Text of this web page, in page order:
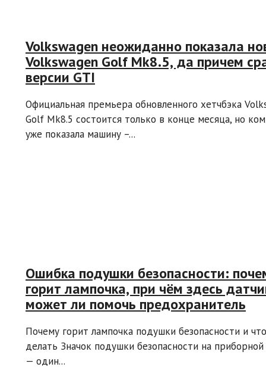
Volkswagen неожиданно показала
Volkswagen Golf Mk8.5, да причем
версии GTI
Официальная премьера обновленного хетчбэка
Golf Mk8.5 состоится только в конце месяца, но
уже показала машину –...
Ошибка подушки безопасности:
горит лампочка, при чём здесь
может ли помочь предохранитель
Почему горит лампочка подушки безопасности и
делать Значок подушки безопасности на приборной
— один...